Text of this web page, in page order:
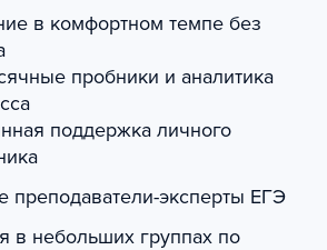
в комфортном темпе без
пробники и аналитика
поддержка личного
преподаватели-эксперты ЕГЭ
в небольших группах по